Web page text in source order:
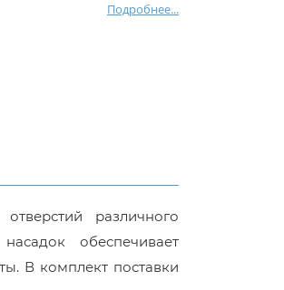
Подробнее...
различного
обеспечивает
В комплект поставки